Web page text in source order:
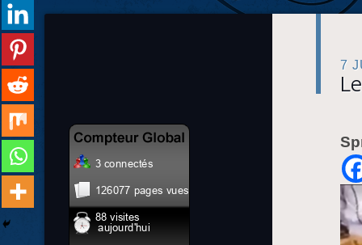
7